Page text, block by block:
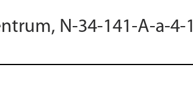
N-34-141-A-a-4-1